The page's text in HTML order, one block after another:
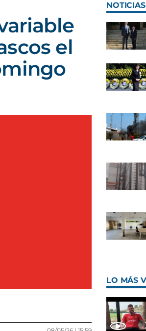
el
LO MÁS